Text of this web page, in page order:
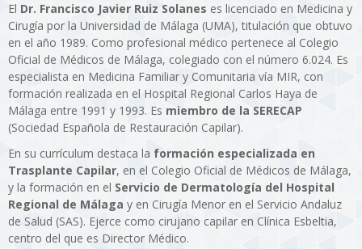
El Dr. Francisco Javier Ruiz Solanes es licenciado en Medicina y
Cirugía por la Universidad de Málaga (UMA), titulación que obtuvo
en el año 1989. Como profesional médico pertenece al Colegio
Oficial de Médicos de Málaga, colegiado con el número 6.024. Es
especialista en Medicina Familiar y Comunitaria vía MIR, con
formación realizada en el Hospital Regional Carlos Haya de
Málaga entre 1991 y 1993. Es miembro de la SERECAP
(Sociedad Española de Restauración Capilar).
En su currículum destaca la formación especializada en
Trasplante Capilar, en el Colegio Oficial de Médicos de Málaga,
y la formación en el Servicio de Dermatología del Hospital
Regional de Málaga y en Cirugía Menor en el Servicio Andaluz
de Salud (SAS). Ejerce como cirujano capilar en Clínica Esbeltia,
centro del que es Director Médico.